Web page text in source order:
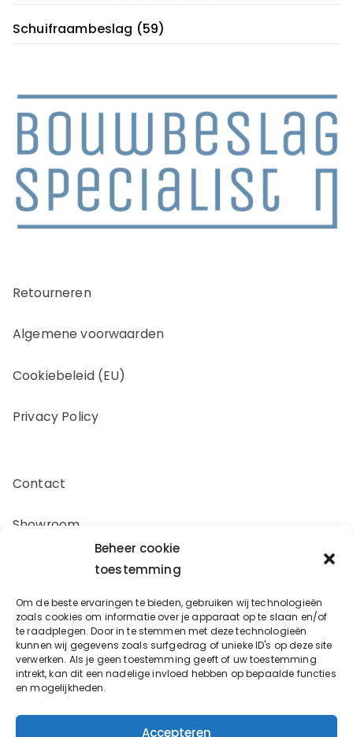
Beheer cookie
toestemming
Om de beste ervaringen te bieden, gebruiken wij technologieën
zoals cookies om informatie over je apparaat op te slaan en/of
te raadplegen. Door in te stemmen met deze technologieën
kunnen wij gegevens zoals surfgedrag of unieke ID's op deze site
verwerken. Als je geen toestemming geeft of uw toestemming
intrekt, kan dit een nadelige invloed hebben op bepaalde functies
en mogelijkheden.
Accepteren
Schuifraambeslag (59)
Retourneren
Algemene voorwaarden
Cookiebeleid (EU)
Privacy Policy
Contact
Showroom
Offerte aanvragen
Zakelijk inkopen
Oostergracht 17-10
3763LX Soest
info@bouwbeslagspecialist.nl